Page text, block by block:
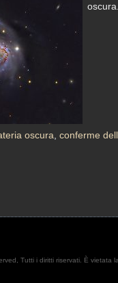
oscura.
oscura, conferme
Tutti i diritti riservati. È